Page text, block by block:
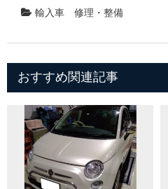
輸入車 修理・整備
おすすめ関連記事